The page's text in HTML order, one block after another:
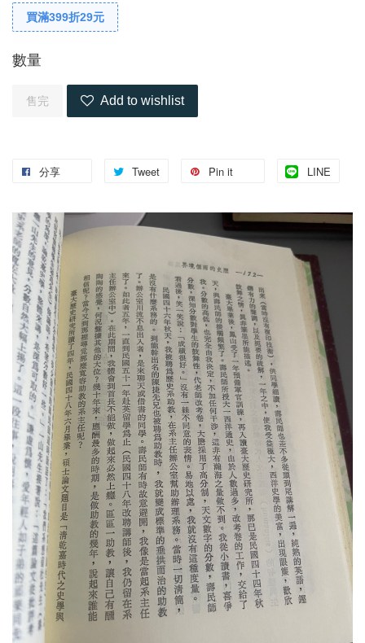
買滿399折29元
數量
售完 Add to wishlist
分享 Tweet Pin it LINE